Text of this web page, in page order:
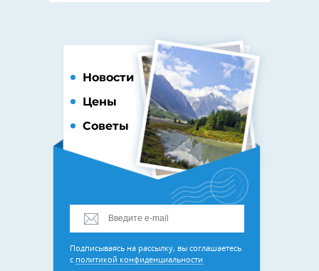
Новости
Цены
Советы
Подписываясь на рассылку, вы соглашаетесь
с политикой конфиденциальности